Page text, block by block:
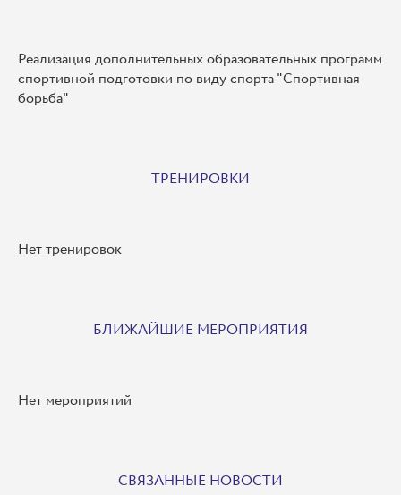
Реализация дополнительных образовательных программ
спортивной подготовки по виду спорта "Спортивная
борьба"
ТРЕНИРОВКИ
Нет тренировок
БЛИЖАЙШИЕ МЕРОПРИЯТИЯ
Нет мероприятий
СВЯЗАННЫЕ НОВОСТИ